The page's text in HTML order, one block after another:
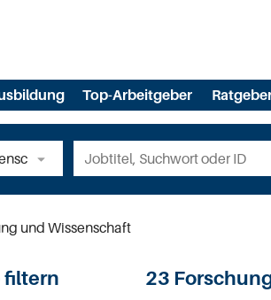
Top-Arbeitgeber
und Wissenschaft
filtern 23